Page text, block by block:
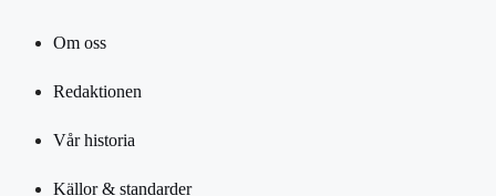
Om oss
Redaktionen
Vår historia
Källor & standarder